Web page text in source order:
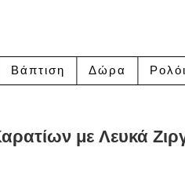
Βάπτιση Δώρα Ρολόι
με Λευκά